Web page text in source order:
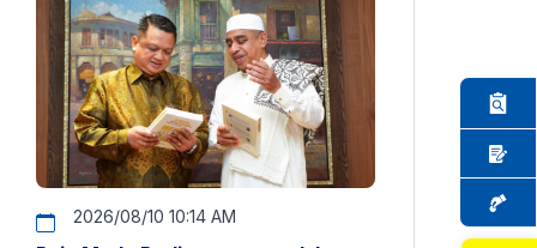
2026/08/10 10:14 AM